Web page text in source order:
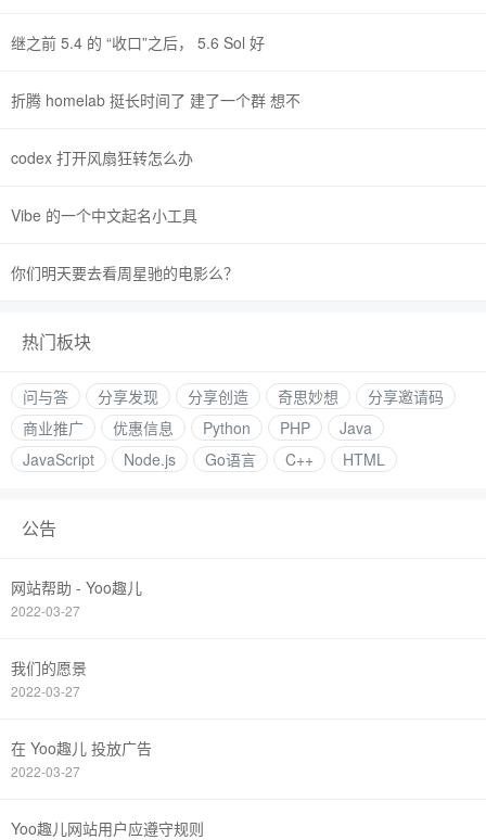
继之前 5.4 的 “收口”之后， 5.6 Sol 好
折腾 homelab 挺长时间了 建了一个群 想不
codex 打开风扇狂转怎么办
Vibe 的一个中文起名小工具
你们明天要去看周星驰的电影么？
热门板块
问与答 分享发现 分享创造 奇思妙想
分享邀请码
商业推广
优惠信息 Python PHP
Java
JavaScript
Node.js Go语言 C++ HTML
公告
网站帮助 - Yoo趣儿
2022-03-27
我们的愿景
2022-03-27
在 Yoo趣儿 投放广告
2022-03-27
Yoo趣儿网站用户应遵守规则